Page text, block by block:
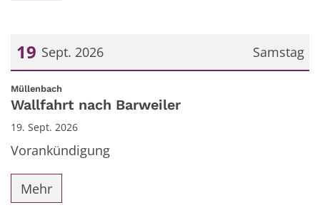
Samstag
19 Sept. 2026
Datum: 19. September 2026
Müllenbach
Wallfahrt nach Barweiler
19. Sept. 2026
Vorankündigung
Mehr